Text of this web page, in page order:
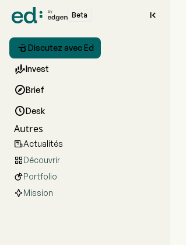
Beta 
 Discutez avec Ed
Invest
Brief
Desk
Autres
Actualités
Découvrir
Portfolio
Mission